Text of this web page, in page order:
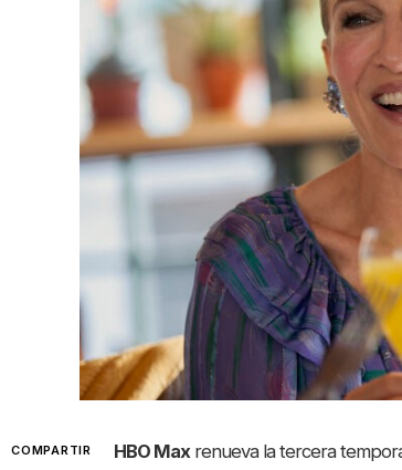
COMPARTIR HBO Maxrenueva la tercera